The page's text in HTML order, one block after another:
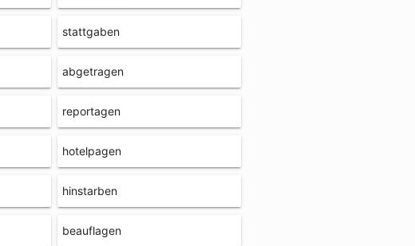
stattgaben
abgetragen
reportagen
hotelpagen
hinstarben
beauflagen